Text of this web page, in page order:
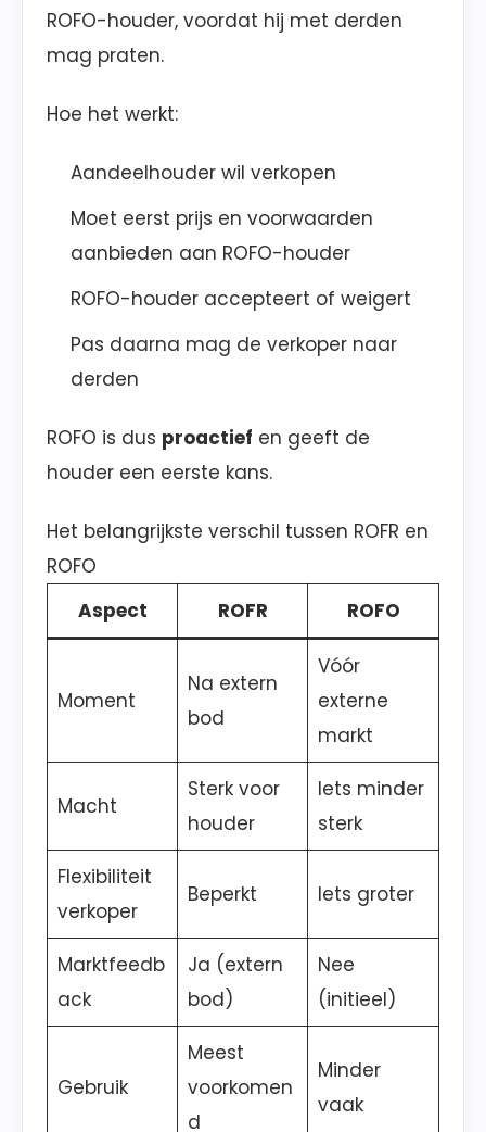
ROFO-houder, voordat hij met derden
mag praten.
Hoe het werkt:
Aandeelhouder wil verkopen
Moet eerst prijs en voorwaarden
aanbieden aan ROFO-houder
ROFO-houder accepteert of weigert
Pas daarna mag de verkoper naar
derden
ROFO is dus proactief en geeft de
houder een eerste kans.
Het belangrijkste verschil tussen ROFR en
ROFO
Aspect
ROFR ROFO
Moment
Na extern
bod
Vóór
externe
markt
Macht
Sterk voor
houder
Iets minder
sterk
Flexibiliteit
verkoper
Beperkt Iets groter
Marktfeedb
ack
Ja (extern
bod)
Nee
(initieel)
Gebruik
Meest
voorkomen
d
Minder
vaak